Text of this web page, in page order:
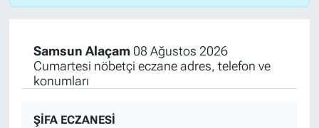
Samsun Alaçam08 Ağustos 2026
Cumartesi nöbetçi eczane adres, telefon ve
konumları
ŞİFA ECZANESİ